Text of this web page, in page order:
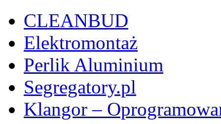
CLEANBUD
Elektromontaż
Perlik Aluminium
Segregatory.pl
Klangor –